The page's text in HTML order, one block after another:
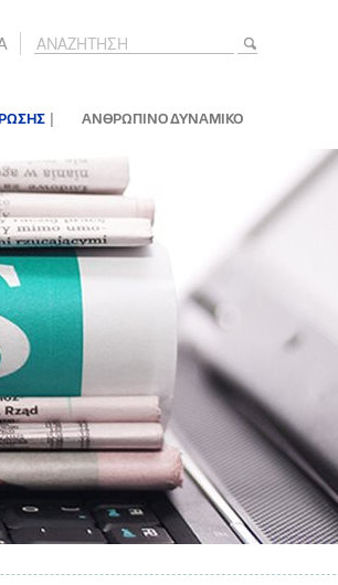
| ΑΝΘΡΩΠΙΝΟ ΔΥΝΑΜΙΚΟ